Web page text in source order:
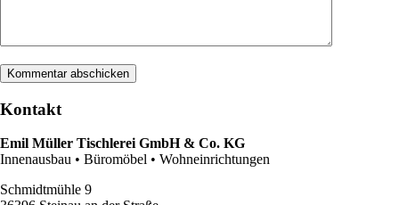
Kontakt
Emil Müller Tischlerei GmbH & Co. KG
Innenausbau • Büromöbel • Wohneinrichtungen
Schmidtmühle 9